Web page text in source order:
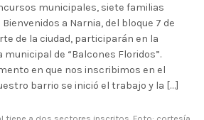
municipales, siete familias
a Narnia, del bloque 7 de
de la ciudad, participarán en la
de “Balcones Floridos”.
en que nos inscribimos en el
barrio se inició el trabajo y la […]